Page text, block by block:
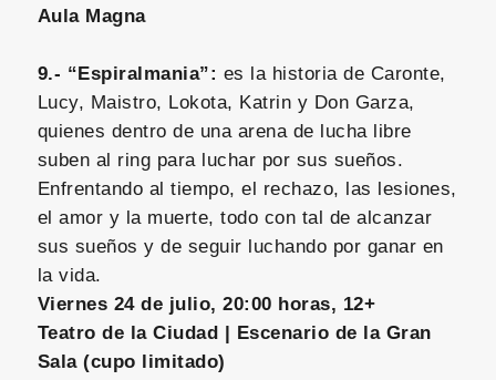
Aula Magna
9.- “Espiralmania”: es la historia de Caronte,
Lucy, Maistro, Lokota, Katrin y Don Garza,
quienes dentro de una arena de lucha libre
suben al ring para luchar por sus sueños.
Enfrentando al tiempo, el rechazo, las lesiones,
el amor y la muerte, todo con tal de alcanzar
sus sueños y de seguir luchando por ganar en
la vida.
Viernes 24 de julio, 20:00 horas, 12+
Teatro de la Ciudad | Escenario de la Gran
Sala (cupo limitado)